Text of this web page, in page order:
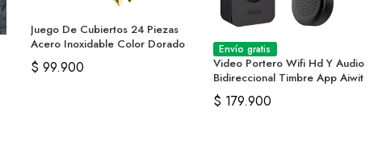
Juego De Cubiertos 24 Piezas
Acero Inoxidable Color Dorado
$ 99.900
Envío gratis
Video Portero Wifi Hd Y Audio
Bidireccional Timbre App Aiwit
$ 179.900